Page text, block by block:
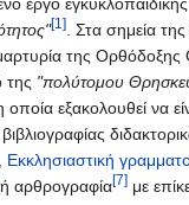
[1]
. Στα σημεία
της
της "πολύτομου
η οποία εξακολουθεί να
Εκκλησιαστική
αρθρογραφία[7] με